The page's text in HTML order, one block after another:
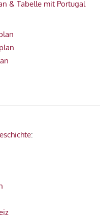
& Tabelle mit Portugal
: